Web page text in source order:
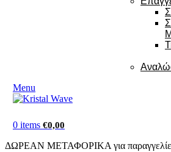
Menu
0 items €0,00
ΔΩΡΕΑΝ ΜΕΤΑΦΟΡΙΚΑ για